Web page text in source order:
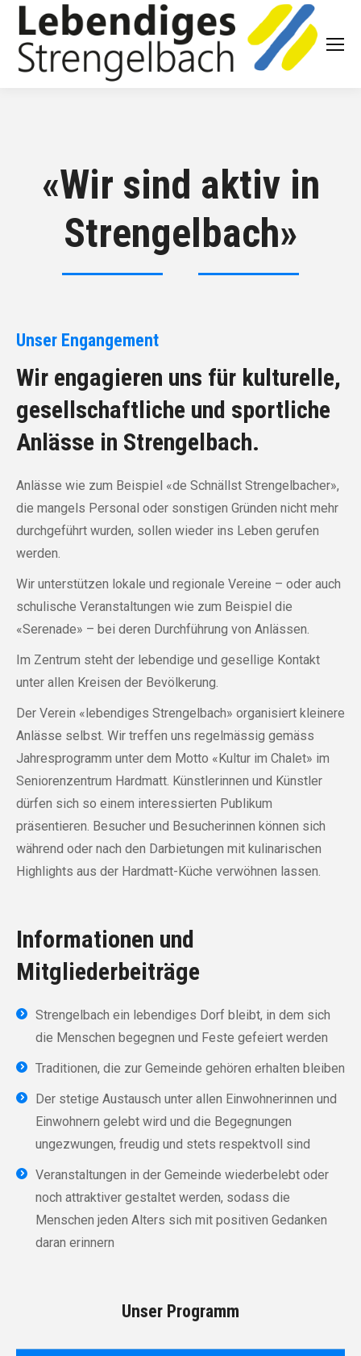
«Wir sind aktiv in
Strengelbach»
Unser Engangement
Wir engagieren uns für kulturelle,
gesellschaftliche und sportliche
Anlässe in Strengelbach.
Anlässe wie zum Beispiel «de Schnällst Strengelbacher»,
die mangels Personal oder sonstigen Gründen nicht mehr
durchgeführt wurden, sollen wieder ins Leben gerufen
werden.
Wir unterstützen lokale und regionale Vereine – oder auch
schulische Veranstaltungen wie zum Beispiel die
«Serenade» – bei deren Durchführung von Anlässen.
Im Zentrum steht der lebendige und gesellige Kontakt
unter allen Kreisen der Bevölkerung.
Der Verein «lebendiges Strengelbach» organisiert kleinere
Anlässe selbst. Wir treffen uns regelmässig gemäss
Jahresprogramm unter dem Motto «Kultur im Chalet» im
Seniorenzentrum Hardmatt. Künstlerinnen und Künstler
dürfen sich so einem interessierten Publikum
präsentieren. Besucher und Besucherinnen können sich
während oder nach den Darbietungen mit kulinarischen
Highlights aus der Hardmatt-Küche verwöhnen lassen.
Informationen und
Mitgliederbeiträge
Strengelbach ein lebendiges Dorf bleibt, in dem sich
die Menschen begegnen und Feste gefeiert werden
Traditionen, die zur Gemeinde gehören erhalten bleiben
Der stetige Austausch unter allen Einwohnerinnen und
Einwohnern gelebt wird und die Begegnungen
ungezwungen, freudig und stets respektvoll sind
Veranstaltungen in der Gemeinde wiederbelebt oder
noch attraktiver gestaltet werden, sodass die
Menschen jeden Alters sich mit positiven Gedanken
daran erinnern
Unser Programm